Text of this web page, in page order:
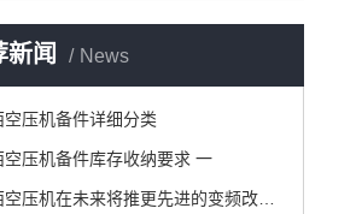
新闻 News
空压机备件详细分类
空压机备件库存收纳要求 一
空压机在未来将推更先进的变频改造技